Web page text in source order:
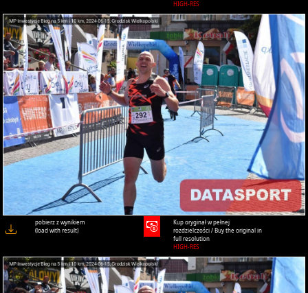
HIGH-RES
pobierz z wynikiem
(load with result)
Kup oryginał w pełnej
rozdzielczości / Buy the original in
full resolution
HIGH-RES